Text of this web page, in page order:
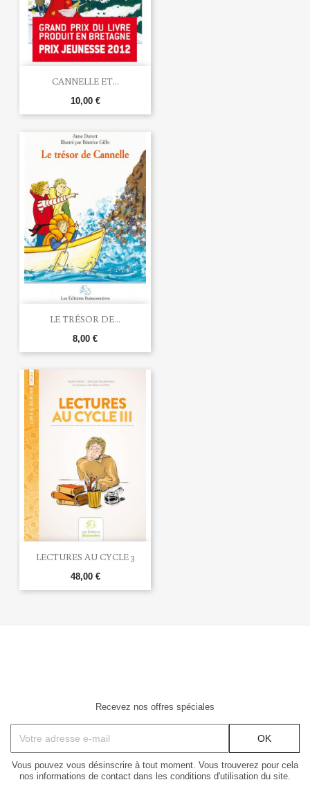
CANNELLE ET...
10,00 €
LE TRÉSOR DE...
8,00 €
LECTURES AU CYCLE 3
48,00 €
Recevez nos offres spéciales
Vous pouvez vous désinscrire à tout moment. Vous trouverez pour cela
nos informations de contact dans les conditions d'utilisation du site.